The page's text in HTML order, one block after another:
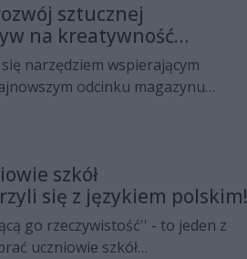
sztucznej
na kreatywność
narzędziem wspierającym
odcinku magazynu
jest Kristina Jonkuvienė,
PBL. Rozmowa dotyczy
oraz zmian, jakie nowe
szkół
się z językiem polskim!
go rzeczywistość'' - to jeden z
uczniowie szkół